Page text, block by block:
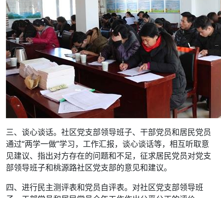
三、谈心谈话。社区党支部领导班子、干部党员和居民党员
通过“两学一做”学习，工作汇报，谈心谈话等，相互听取意
见建议、指出对方存在的问题和不足，征求居民党员对党支
部领导班子和桃源路社区党支部的意见和建议。
四、进行民主测评表和党员自评表。对社区党支部领导班